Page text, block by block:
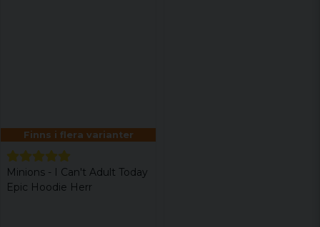
Finns i flera varianter
Minions - I Can't Adult Today
Epic Hoodie Herr